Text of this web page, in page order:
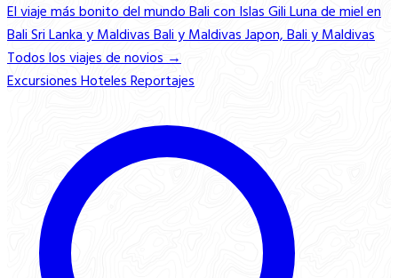
El viaje más bonito del mundoBali con Islas GiliLuna de miel en
BaliSri Lanka y MaldivasBali y MaldivasJapon, Bali y Maldivas
Todos los viajes de novios →
ExcursionesHotelesReportajes